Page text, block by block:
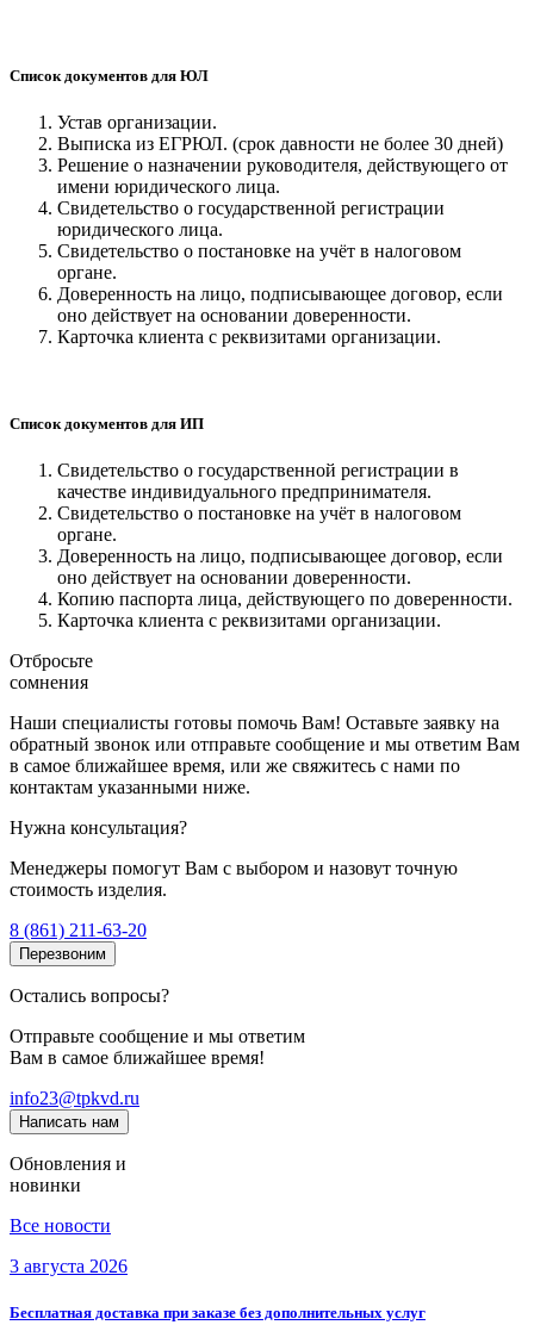
Список документов для ЮЛ
Устав организации.
Выписка из ЕГРЮЛ. (срок давности не более 30 дней)
Решение о назначении руководителя, действующего от
имени юридического лица.
Свидетельство о государственной регистрации
юридического лица.
Свидетельство о постановке на учёт в налоговом
органе.
Доверенность на лицо, подписывающее договор, если
оно действует на основании доверенности.
Карточка клиента с реквизитами организации.
Список документов для ИП
Свидетельство о государственной регистрации в
качестве индивидуального предпринимателя.
Свидетельство о постановке на учёт в налоговом
органе.
Доверенность на лицо, подписывающее договор, если
оно действует на основании доверенности.
Копию паспорта лица, действующего по доверенности.
Карточка клиента с реквизитами организации.
Отбросьте
сомнения
Наши специалисты готовы помочь Вам! Оставьте заявку на
обратный звонок или отправьте сообщение и мы ответим Вам
в самое ближайшее время, или же свяжитесь с нами по
контактам указанными ниже.
Нужна консультация?
Менеджеры помогут Вам с выбором и назовут точную
стоимость изделия.
8 (861) 211-63-20
Перезвоним
Остались вопросы?
Отправьте сообщение и мы ответим
Вам в самое ближайшее время!
info23@tpkvd.ru
Написать нам
Обновления и
новинки
Все новости
3 августа 2026
Бесплатная доставка при заказе без дополнительных услуг